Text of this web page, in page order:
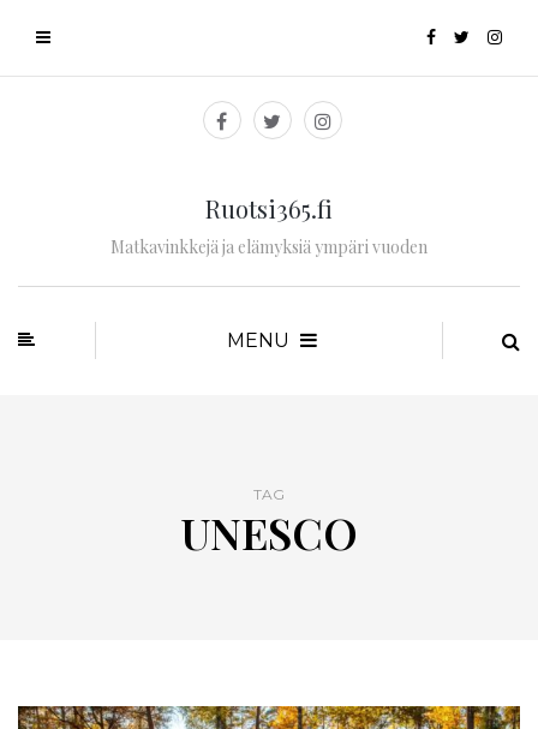
Ruotsi365.fi
Matkavinkkejä ja elämyksiä ympäri vuoden
MENU
TAG
UNESCO